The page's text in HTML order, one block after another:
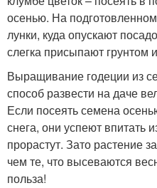
осенью. На
лунки, куда опускают
слегка присыпают грунтом
Выращивание годеции из
способ развести на даче
Если посеять семена
снега, они успеют впитать
прорастут. Зато растение
чем те, что высеваются
польза!